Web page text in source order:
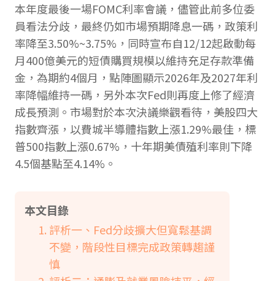
本年度最後一場FOMC利率會議，儘管此前多位委
員看法分歧，最終仍如市場預期降息一碼，政策利
率降至3.50%~3.75%，同時宣布自12/12起啟動每
月400億美元的短債購買規模以維持充足存款準備
金，為期約4個月，點陣圖顯示2026年及2027年利
率降幅維持一碼，另外本次Fed則再度上修了經濟
成長預測。市場對於本次決議樂觀看待，美股四大
指數齊漲，以費城半導體指數上漲1.29%最佳，標
普500指數上漲0.67%，十年期美債殖利率則下降
4.5個基點至4.14%。
本文目錄
評析一、Fed分歧擴大但寬鬆基調
不變，階段性目標完成政策轉趨謹
慎